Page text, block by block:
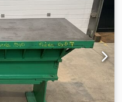
de 0,74 kW